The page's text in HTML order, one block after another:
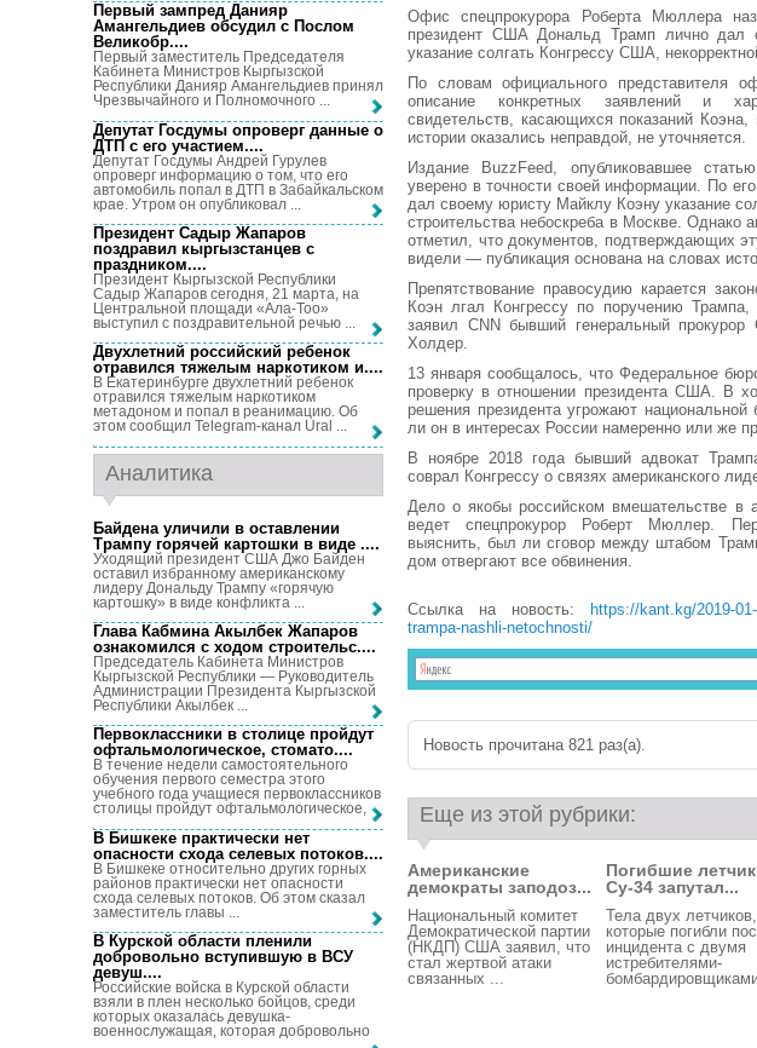
Офис спецпрокурора Роберта Мюллера
президент США Дональд Трамп лично дал
указание солгать Конгрессу США,
По словам официального представителя
описание конкретных заявлений и
свидетельств, касающихся показаний
истории оказались неправдой, не уточняется.
Издание BuzzFeed, опубликовавшее
уверено в точности своей информации. По
дал своему юристу Майклу Коэну указание
строительства небоскреба в Москве. Однако
отметил, что документов, подтверждающих
видели — публикация основана на словах
Препятствование правосудию карается
Коэн лгал Конгрессу по поручению Трампа,
заявил CNN бывший генеральный
Холдер.
13 января сообщалось, что Федеральное
проверку в отношении президента США. В
решения президента угрожают национальной
ли он в интересах России намеренно или же
В ноябре 2018 года бывший адвокат
соврал Конгрессу о связях американского
Дело о якобы российском вмешательстве в
ведет спецпрокурор Роберт Мюллер.
выяснить, был ли сговор между штабом
дом отвергают все обвинения.
Ссылка на новость:
https://kant.kg/2019-
trampa-nashli-netochnosti/
Новость прочитана 821 раз(a).
Еще из этой рубрики:
Американские
демократы заподоз...
Национальный комитет
Демократической партии
(НКДП) США заявил, что
стал жертвой атаки
связанных ...
Погибшие
Су-34 запутал...
Тела двух летчиков,
которые погибли
инцидента с двумя
истребителями-
Первый зампред Данияр
Амангельдиев обсудил с Послом
Великобр....
Первый заместитель Председателя
Кабинета Министров Кыргызской
Республики Данияр Амангельдиев принял
Чрезвычайного и Полномочного ...
Депутат Госдумы опроверг данные о
ДТП с его участием....
Депутат Госдумы Андрей Гурулев
опроверг информацию о том, что его
автомобиль попал в ДТП в Забайкальском
крае. Утром он опубликовал ...
Президент Садыр Жапаров
поздравил кыргызстанцев с
праздником....
Президент Кыргызской Республики
Садыр Жапаров сегодня, 21 марта, на
Центральной площади «Ала-Тоо»
выступил с поздравительной речью ...
Двухлетний российский ребенок
отравился тяжелым наркотиком и....
В Екатеринбурге двухлетний ребенок
отравился тяжелым наркотиком
метадоном и попал в реанимацию. Об
этом сообщил Telegram-канал Ural ...
Аналитика
Байдена уличили в оставлении
Трампу горячей картошки в виде ....
Уходящий президент США Джо Байден
оставил избранному американскому
лидеру Дональду Трампу «горячую
картошку» в виде конфликта ...
Глава Кабмина Акылбек Жапаров
ознакомился с ходом строительс....
Председатель Кабинета Министров
Кыргызской Республики — Руководитель
Администрации Президента Кыргызской
Республики Акылбек ...
Первоклассники в столице пройдут
офтальмологическое, стомато....
В течение недели самостоятельного
обучения первого семестра этого
учебного года учащиеся первоклассников
столицы пройдут офтальмологическое, ...
В Бишкеке практически нет
опасности схода селевых потоков....
В Бишкеке относительно других горных
районов практически нет опасности
схода селевых потоков. Об этом сказал
заместитель главы ...
В Курской области пленили
добровольно вступившую в ВСУ
девуш....
Российские войска в Курской области
взяли в плен несколько бойцов, среди
которых оказалась девушка-
военнослужащая, которая добровольно